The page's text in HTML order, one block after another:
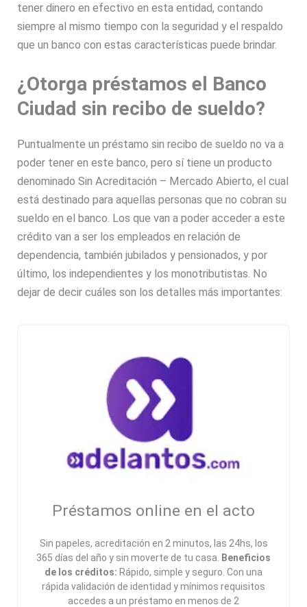
tener dinero en efectivo en esta entidad, contando
siempre al mismo tiempo con la seguridad y el respaldo
que un banco con estas características puede brindar.
¿Otorga préstamos el Banco
Ciudad sin recibo de sueldo?
Puntualmente un préstamo sin recibo de sueldo no va a
poder tener en este banco, pero sí tiene un producto
denominado Sin Acreditación – Mercado Abierto, el cual
está destinado para aquellas personas que no cobran su
sueldo en el banco. Los que van a poder acceder a este
crédito van a ser los empleados en relación de
dependencia, también jubilados y pensionados, y por
último, los independientes y los monotributistas. No
dejar de decir cuáles son los detalles más importantes:
Préstamos online en el acto
Sin papeles, acreditación en 2 minutos, las 24hs, los
365 días del año y sin moverte de tu casa.
Beneficios
de los créditos: Rápido, simple y seguro. Con una
rápida validación de identidad y mínimos requisitos
accedes a un préstamo en menos de 2